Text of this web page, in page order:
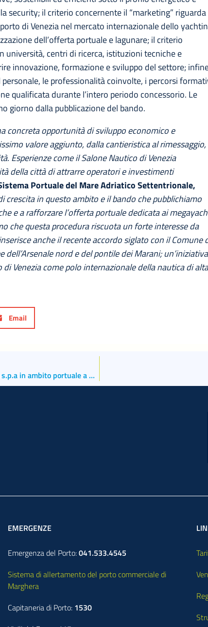
security; il criterio concernente il “marketing” riguarda
di Venezia nel mercato internazionale dello
dell’offerta portuale e lagunare; il criterio
università, centri di ricerca, istituzioni tecniche e
innovazione, formazione e sviluppo del settore;
le professionalità coinvolte, i percorsi
qualificata durante l’intero periodo concessorio. Le
giorno dalla pubblicazione del bando.
concreta opportunità di sviluppo economico e
valore aggiunto, dalla cantieristica al rimessaggio,
Esperienze come il Salone Nautico di Venezia
della città di attrarre operatori e investimenti
Portuale del Mare Adriatico Settentrionale,
crescita in questo ambito e il bando che pubblichiamo
e a rafforzare l’offerta portuale dedicata ai
che questa procedura riscuota un forte interesse da
anche il recente accordo siglato con il Comune
dell’Arsenale nord e del pontile dei Marani; un’iniziativa
Venezia come polo internazionale della nautica di
Email
Autorizzato il potenziamento dello stabilimento Alkeemia s.p.a in ambito portuale a Marghera
EMERGENZE
Emergenza del Porto:041.533.4545
Sistema di allertamento del porto commerciale di
Marghera
Capitaneria di Porto: 1530